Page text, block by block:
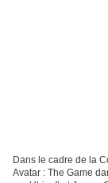
Dans le cadre de la
Avatar : The Game